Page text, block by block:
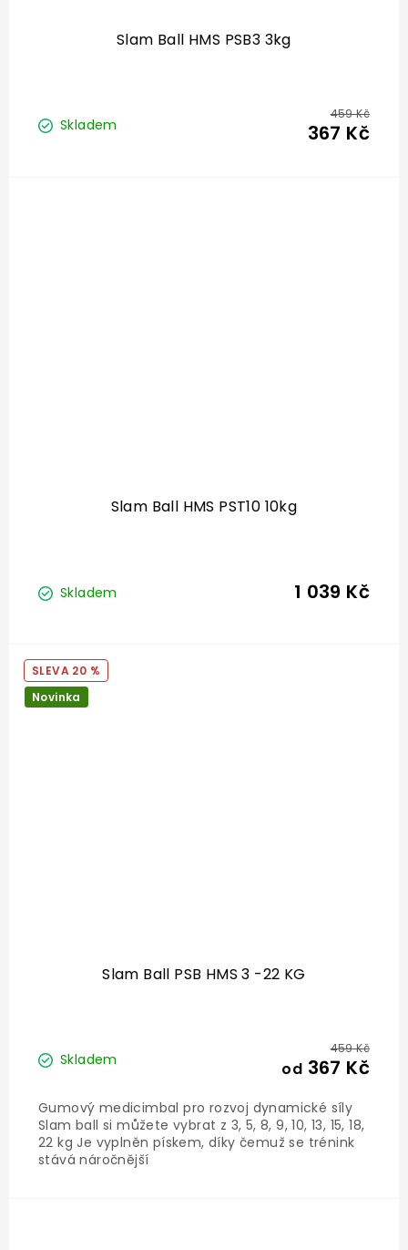
Slam Ball HMS PSB3 3kg
Skladem
459 Kč
367 Kč
Slam Ball HMS PST10 10kg
Skladem 1 039 Kč
20 %
Novinka
Slam Ball PSB HMS 3 -22 KG
Skladem
459 Kč
od 367 Kč
Gumový medicimbal pro rozvoj dynamické síly
Slam ball si můžete vybrat z 3, 5, 8, 9, 10, 13, 15, 18,
22 kg Je vyplněn pískem, díky čemuž se trénink
stává náročnější